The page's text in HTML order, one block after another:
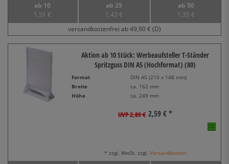
ab 10
1,51 €
ab 25
1,43 €
ab 50
1,35 €
versandkostenfrei ab 49,90 € (D)
Aktion ab 10 Stück: Werbeaufsteller T-Ständer
Spritzguss DIN A5 (Hochformat) (80)
Format
DIN A5 (210 x 148 mm)
Breite
ca. 162 mm
Höhe
ca. 249 mm
UVP 2,89 € 2,59 € *
* zzgl. MwSt. zzgl. Versandkosten